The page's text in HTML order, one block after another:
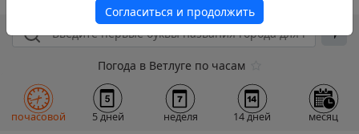
Погода в Ветлуге по часам
почасовой 5 дней неделя 14 дней месяц
Согласиться и продолжить